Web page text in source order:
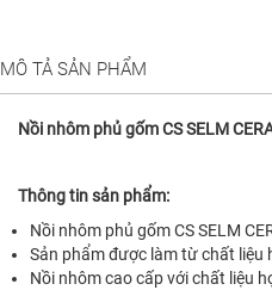
MÔ TẢ SẢN PHẨM
Nồi nhôm phủ gốm CS SELM
Thông tin sản phẩm:
Nồi nhôm phủ gốm CS SELM
Sản phẩm được làm từ chất liệu
Nồi nhôm cao cấp với chất liệu